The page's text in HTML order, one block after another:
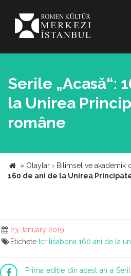
Serile „Acasă“:
la Unirea
române
» Olaylar › Bilimsel ve akademik
160 de ani de la Unirea
23 January 2019
Etichete Icr lisabona 160 ani de la
Prima ediție din acest an a